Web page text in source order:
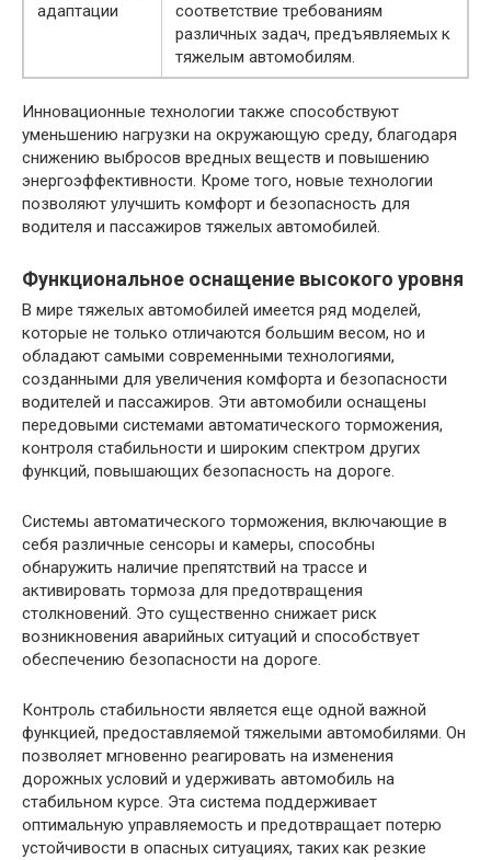
адаптации
соответствие требованиям
различных задач, предъявляемых к
тяжелым автомобилям.
Инновационные технологии также способствуют
уменьшению нагрузки на окружающую среду, благодаря
снижению выбросов вредных веществ и повышению
энергоэффективности. Кроме того, новые технологии
позволяют улучшить комфорт и безопасность для
водителя и пассажиров тяжелых автомобилей.
Функциональное оснащение высокого уровня
В мире тяжелых автомобилей имеется ряд моделей,
которые не только отличаются большим весом, но и
обладают самыми современными технологиями,
созданными для увеличения комфорта и безопасности
водителей и пассажиров. Эти автомобили оснащены
передовыми системами автоматического торможения,
контроля стабильности и широким спектром других
функций, повышающих безопасность на дороге.
Системы автоматического торможения, включающие в
себя различные сенсоры и камеры, способны
обнаружить наличие препятствий на трассе и
активировать тормоза для предотвращения
столкновений. Это существенно снижает риск
возникновения аварийных ситуаций и способствует
обеспечению безопасности на дороге.
Контроль стабильности является еще одной важной
функцией, предоставляемой тяжелыми автомобилями. Он
позволяет мгновенно реагировать на изменения
дорожных условий и удерживать автомобиль на
стабильном курсе. Эта система поддерживает
оптимальную управляемость и предотвращает потерю
устойчивости в опасных ситуациях, таких как резкие